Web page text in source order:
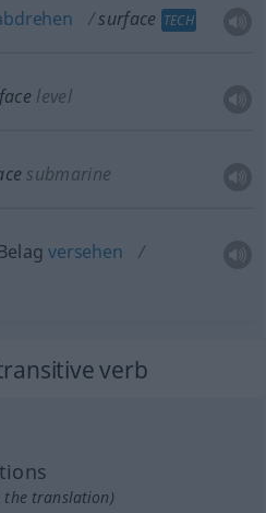
surface TECH
level
submarine
versehen
verb
the translation)